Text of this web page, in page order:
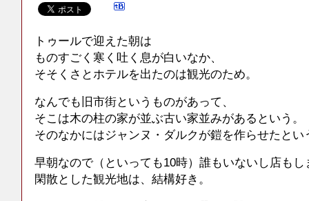
トゥールで迎えた朝は
ものすごく寒く吐く息が白いなか、
そそくさとホテルを出たのは観光のため。
なんでも旧市街というものがあって、
そこは木の柱の家が並ぶ古い家並みがあるという。
そのなかにはジャンヌ・ダルクが鎧を作らせたとい
早朝なので（といっても10時）誰もいないし店もし
閑散とした観光地は、結構好き。